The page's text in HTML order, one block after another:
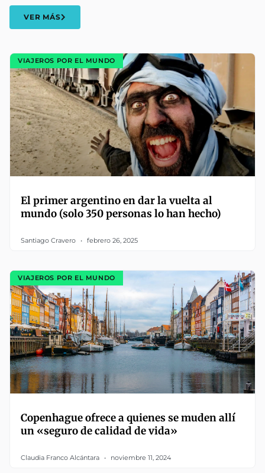
VER MÁS
VIAJEROS POR EL MUNDO
El primer argentino en dar la vuelta al
mundo (solo 350 personas lo han hecho)
Santiago Cravero febrero 26, 2025
VIAJEROS POR EL MUNDO
Copenhague ofrece a quienes se muden allí
un «seguro de calidad de vida»
Claudia Franco Alcántara noviembre 11, 2024